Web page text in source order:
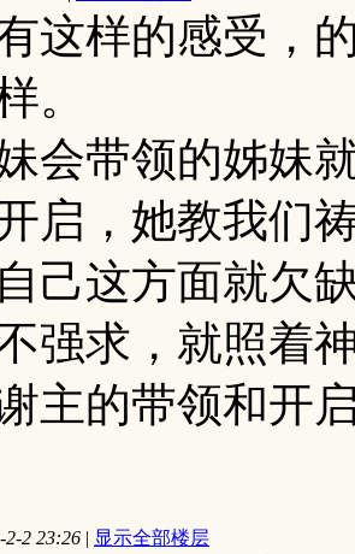
这样的感受，
。
会带领的姊妹
启，她教我们
己这方面就欠
强求，就照着
主的带领和开
2-2 23:26 | 显示全部楼层